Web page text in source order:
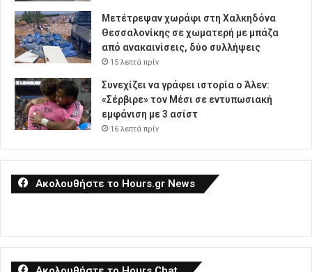
Μετέτρεψαν χωράφι στη Χαλκηδόνα
Θεσσαλονίκης σε χωματερή με μπάζα
από ανακαινίσεις, δύο συλλήψεις
15 λεπτά πρίν
Συνεχίζει να γράφει ιστορία ο Άλεν:
«Σέρβιρε» τον Μέσι σε εντυπωσιακή
εμφάνιση με 3 ασίστ
16 λεπτά πρίν
Ακολουθήστε το Hours.gr News